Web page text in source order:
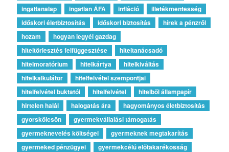
ingatlanalap
ingatlan ÁFA infláció
illetékmentesség
időskori életbiztosítás
időskori biztosítás
hírek a pénzről
hozam
hogyan legyél gazdag
hiteltörlesztés felfüggesztése
hiteltanácsadó
hitelmoratórium
hitelkártya
hitelkiváltás
hitelkalkulátor
hitelfelvétel szempontjai
hitelfelvétel buktatói
hitelfelvétel
hitelből állampapír
hirtelen halál
halogatás ára
hagyományos életbiztosítás
gyorskölcsön
gyermekvállalási támogatás
gyermeknevelés költségei
gyermeknek megtakarítás
gyermeked pénzügyei
gyermekcélú előtakarékosság